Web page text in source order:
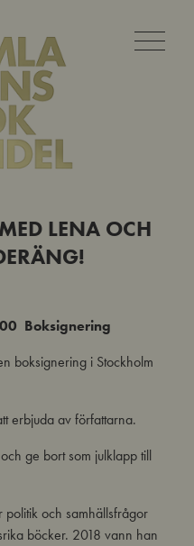
LENA OCH
Boksignering
boksignering i Stockholm
erbjuda av författarna.
ge bort som julklapp till
politik och samhällsfrågor
böcker. 2018 vann han